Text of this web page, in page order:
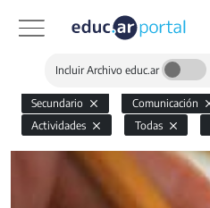
Incluir Archivo educ.ar
Secundario Comunicación
Actividades
Todas